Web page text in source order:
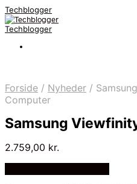
Techblogger
Techblogger
Forside / Nyheder /
Computer
Samsung
2.759,00 kr.